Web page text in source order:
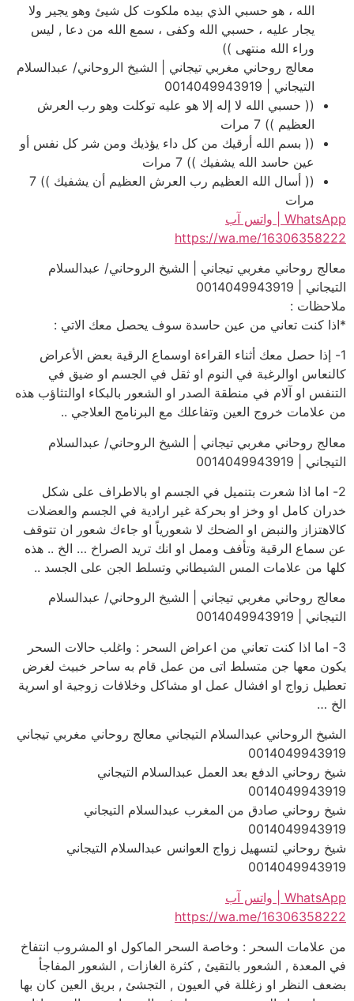
الله ، هو حسبي الذي بيده ملكوت كل شيئ وهو يجير ولا
يجار عليه ، حسبي الله وكفى ، سمع الله من دعا , ليس
وراء الله منتهى ))
معالج روحاني مغربي تيجاني | الشيخ الروحاني/ عبدالسلام
التيجاني | 0014049943919
(( حسبي الله لا إله إلا هو عليه توكلت وهو رب العرش
العظيم )) 7 مرات
(( بسم الله أرقيك من كل داء يؤذيك ومن شر كل نفس أو
عين حاسد الله يشفيك )) 7 مرات
(( أسال الله العظيم رب العرش العظيم أن يشفيك )) 7
مرات
WhatsApp | واتس آب
https://wa.me/16306358222
معالج روحاني مغربي تيجاني | الشيخ الروحاني/ عبدالسلام
التيجاني | 0014049943919
ملاحظات :
*اذا كنت تعاني من عين حاسدة سوف يحصل معك الاتي :
1- إذا حصل معك أثناء القراءة اوسماع الرقية بعض الأعراض
كالنعاس اوالرغبة في النوم او ثقل في الجسم او ضيق في
التنفس او آلام في منطقة الصدر او الشعور بالبكاء اوالتثاؤب هذه
من علامات خروج العين وتفاعلك مع البرنامج العلاجي ..
معالج روحاني مغربي تيجاني | الشيخ الروحاني/ عبدالسلام
التيجاني | 0014049943919
2- اما اذا شعرت بتنميل في الجسم او بالاطراف على شكل
خدران كامل او وخز او بحركة غير ارادية في الجسم والعضلات
كالاهتزاز والنبض او الضحك لا شعورياً او جاءك شعور ان تتوقف
عن سماع الرقية وتأفف وممل او انك تريد الصراخ … الخ .. هذه
كلها من علامات المس الشيطاني وتسلط الجن على الجسد ..
معالج روحاني مغربي تيجاني | الشيخ الروحاني/ عبدالسلام
التيجاني | 0014049943919
3- اما اذا كنت تعاني من اعراض السحر : واغلب حالات السحر
يكون معها جن متسلط اتى من عمل قام به ساحر خبيث لغرض
تعطيل زواج او افشال عمل او مشاكل وخلافات زوجية او اسرية
الخ …
الشيخ الروحاني عبدالسلام التيجاني معالج روحاني مغربي تيجاني
0014049943919
شيخ روحاني الدفع بعد العمل عبدالسلام التيجاني
0014049943919
شيخ روحاني صادق من المغرب عبدالسلام التيجاني
0014049943919
شيخ روحاني لتسهيل زواج العوانس عبدالسلام التيجاني
0014049943919
WhatsApp | واتس آب
https://wa.me/16306358222
من علامات السحر : وخاصة السحر الماكول او المشروب انتفاخ
في المعدة , الشعور بالتقيئ , كثرة الغازات , الشعور المفاجأ
بضعف النظر او زغللة في العيون , التجشئ , بريق العين كان بها